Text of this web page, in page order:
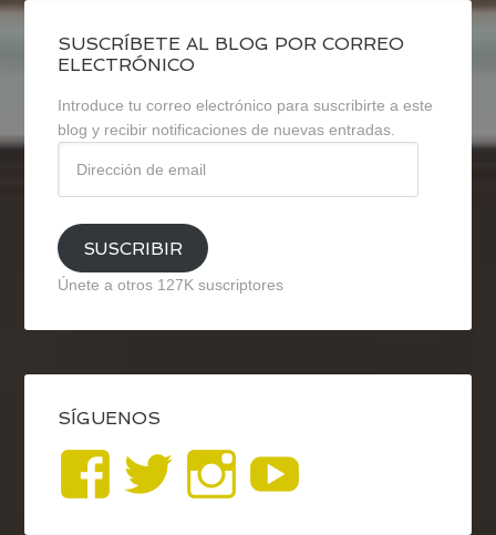
SUSCRÍBETE AL BLOG POR CORREO
ELECTRÓNICO
Introduce tu correo electrónico para suscribirte a este
blog y recibir notificaciones de nuevas entradas.
email
SUSCRIBIR
Únete a otros 127K suscriptores
SÍGUENOS
VerVerVer